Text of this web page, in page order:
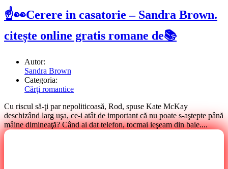
☝👀Cerere in casatorie – Sandra Brown.
citește online gratis romane de📚
Autor:
Sandra Brown
Categoria:
Cărți romantice
Cu riscul să-ţi par nepoliticoasă, Rod, spuse Kate McKay
deschizând larg uşa, ce-i atât de important că nu poate s-aştepte până
mâine dimineaţă? Când ai dat telefon, tocmai ieşeam din baie....